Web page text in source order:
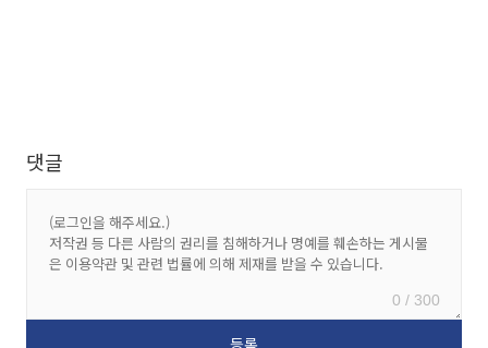
댓글
0 / 300